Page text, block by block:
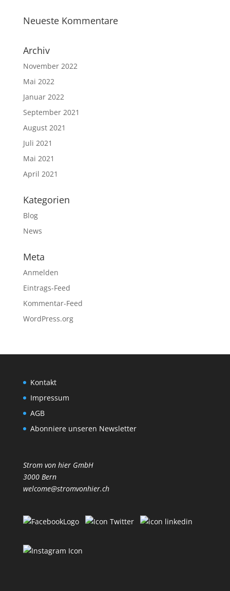
Neueste Kommentare
Archiv
November 2022
Mai 2022
Januar 2022
September 2021
August 2021
Juli 2021
Mai 2021
April 2021
Kategorien
Blog
News
Meta
Anmelden
Eintrags-Feed
Kommentar-Feed
WordPress.org
Kontakt
Impressum
AGB
Abonniere unseren Newsletter
Strom von hier GmbH
3000 Bern
welcome@stromvonhier.ch